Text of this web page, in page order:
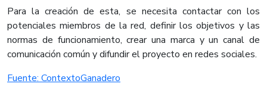
Para la creación de esta, se necesita contactar con los
potenciales miembros de la red, definir los objetivos y las
normas de funcionamiento, crear una marca y un canal de
comunicación común y difundir el proyecto en redes sociales.​
Fuente: ContextoGanadero​